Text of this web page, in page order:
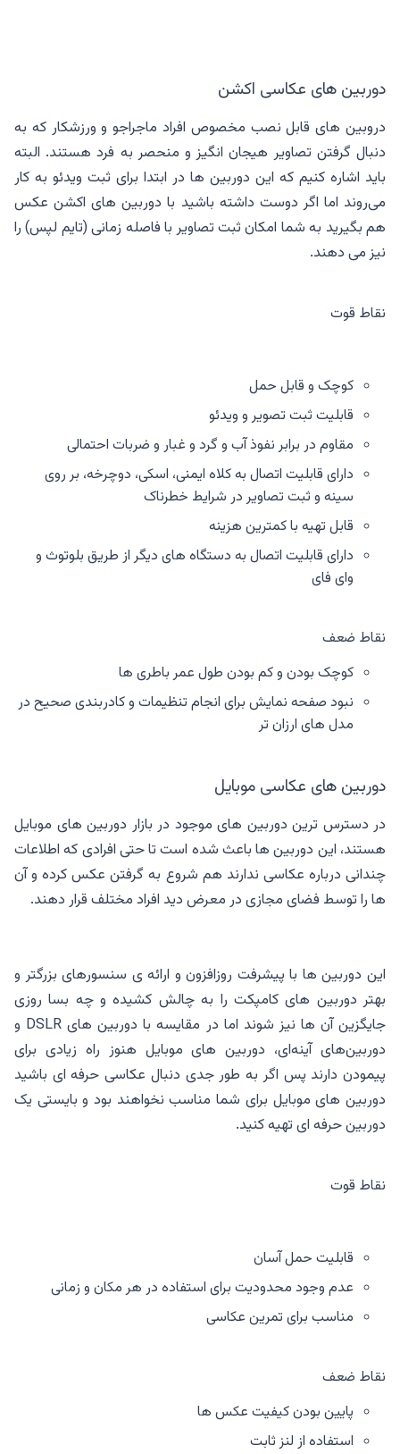
دوربین های عکاسی اکشن
دروبین های قابل نصب مخصوص افراد ماجراجو و ورزشکار که به
دنبال گرفتن تصاویر هیجان انگیز و منحصر به فرد هستند. البته
باید اشاره کنیم که این دوربین ها در ابتدا برای ثبت ویدئو به کار
می‌روند اما اگر دوست داشته باشید با دوربین های اکشن عکس
هم بگیرید به شما امکان ثبت تصاویر با فاصله زمانی (تایم لپس) را
نیز می ‌دهند.
نقاط قوت
کوچک و قابل حمل
قابلیت ثبت تصویر و ویدئو
مقاوم در برابر نفوذ آب و گرد و غبار و ضربات احتمالی
دارای قابلیت اتصال به کلاه ایمنی، اسکی، دوچرخه، بر روی
سینه و ثبت تصاویر در شرایط خطرناک
قابل تهیه با کمترین هزینه
دارای قابلیت اتصال به دستگاه های دیگر از طریق بلوتوث و
وای فای
نقاط ضعف
کوچک بودن و کم بودن طول عمر باطری ها
نبود صفحه نمایش برای انجام تنظیمات و کادربندی صحیح در
مدل های ارزان تر
دوربین های عکاسی موبایل
در دسترس ترین دوربین های موجود در بازار دوربین های موبایل
هستند، این دوربین ها باعث شده است تا حتی افرادی که اطلاعات
چندانی درباره عکاسی ندارند هم شروع به گرفتن عکس کرده و آن
ها را توسط فضای مجازی در معرض دید افراد مختلف قرار دهند.
این دوربین ها با پیشرفت روزافزون و ارائه ی سنسورهای بزرگتر و
بهتر دوربین های کامپکت را به چالش کشیده و چه بسا روزی
جایگزین آن ها نیز شوند اما در مقایسه با دوربین های DSLR و
دوربین‌های آینه‌ای، دوربین های موبایل هنوز راه زیادی برای
پیمودن دارند پس اگر به طور جدی دنبال عکاسی حرفه ای باشید
دوربین های موبایل برای شما مناسب نخواهند بود و بایستی یک
دوربین حرفه ای تهیه کنید.
نقاط قوت
قابلیت حمل آسان
عدم وجود محدودیت برای استفاده در هر مکان و زمانی
مناسب برای تمرین عکاسی
نقاط ضعف
پایین بودن کیفیت عکس ها
استفاده از لنز ثابت